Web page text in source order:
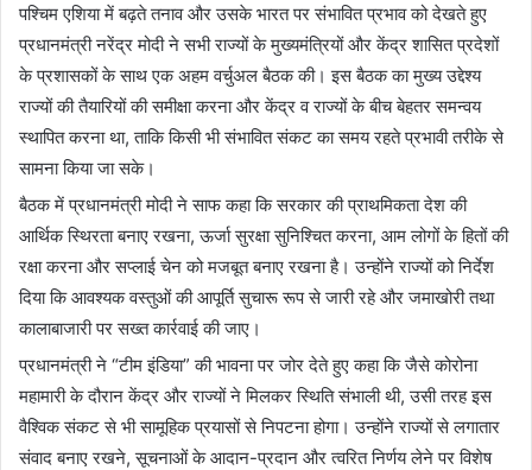
पश्चिम एशिया में बढ़ते तनाव और उसके भारत पर संभावित प्रभाव को देखते हुए
प्रधानमंत्री नरेंद्र मोदी ने सभी राज्यों के मुख्यमंत्रियों और केंद्र शासित प्रदेशों
के प्रशासकों के साथ एक अहम वर्चुअल बैठक की। इस बैठक का मुख्य उद्देश्य
राज्यों की तैयारियों की समीक्षा करना और केंद्र व राज्यों के बीच बेहतर समन्वय
स्थापित करना था, ताकि किसी भी संभावित संकट का समय रहते प्रभावी तरीके से
सामना किया जा सके।
बैठक में प्रधानमंत्री मोदी ने साफ कहा कि सरकार की प्राथमिकता देश की
आर्थिक स्थिरता बनाए रखना, ऊर्जा सुरक्षा सुनिश्चित करना, आम लोगों के हितों की
रक्षा करना और सप्लाई चेन को मजबूत बनाए रखना है। उन्होंने राज्यों को निर्देश
दिया कि आवश्यक वस्तुओं की आपूर्ति सुचारू रूप से जारी रहे और जमाखोरी तथा
कालाबाजारी पर सख्त कार्रवाई की जाए।
प्रधानमंत्री ने “टीम इंडिया” की भावना पर जोर देते हुए कहा कि जैसे कोरोना
महामारी के दौरान केंद्र और राज्यों ने मिलकर स्थिति संभाली थी, उसी तरह इस
वैश्विक संकट से भी सामूहिक प्रयासों से निपटना होगा। उन्होंने राज्यों से लगातार
संवाद बनाए रखने, सूचनाओं के आदान-प्रदान और त्वरित निर्णय लेने पर विशेष